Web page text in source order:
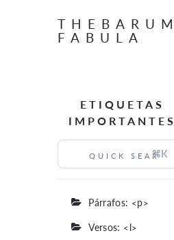
THEBARUM
FABULA
ETIQUETAS
IMPORTANTES
⌘K
Párrafos: <p>
Versos: <l>